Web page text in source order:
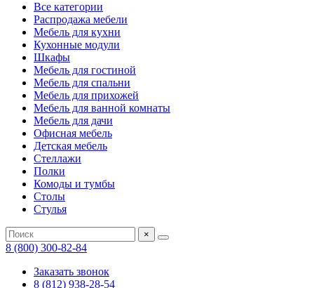
Все категории
Распродажа мебели
Мебель для кухни
Кухонные модули
Шкафы
Мебель для гостиной
Мебель для спальни
Мебель для прихожей
Мебель для ванной комнаты
Мебель для дачи
Офисная мебель
Детская мебель
Стеллажи
Полки
Комоды и тумбы
Столы
Стулья
×
8 (800) 300-82-84
Заказать звонок
8 (812) 938-28-54